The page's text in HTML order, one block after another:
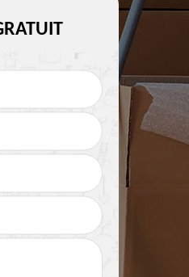
88
Entreprise de
88